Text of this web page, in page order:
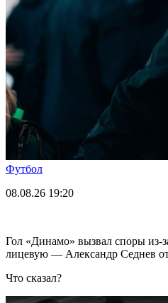
Футбол
08.08.26 19:20
Гол «Динамо» вызвал споры из-
лицевую — Александр Седнев
Что сказал?